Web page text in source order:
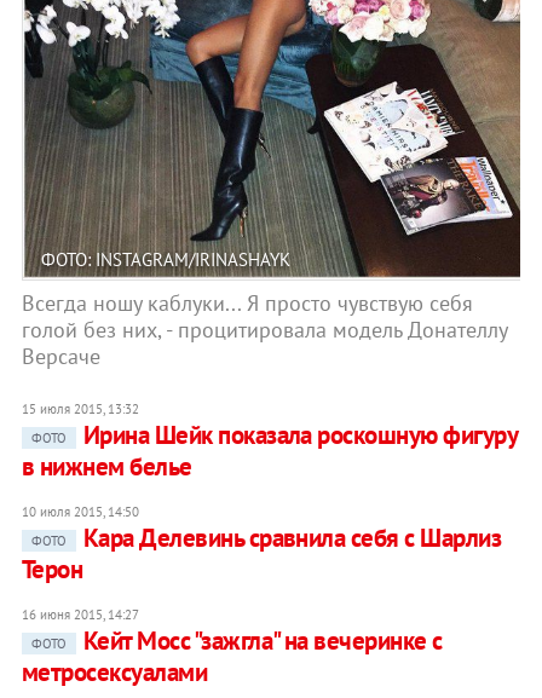
ФОТО: INSTAGRAM/IRINASHAYK
Всегда ношу каблуки... Я просто чувствую себя
голой без них, - процитировала модель Донателлу
Версаче
15 июля 2015, 13:32
ФОТО
Ирина Шейк показала роскошную фигуру
в нижнем белье
10 июля 2015, 14:50
ФОТО
Кара Делевинь сравнила себя с Шарлиз
Терон
16 июня 2015, 14:27
ФОТО
Кейт Мосс "зажгла" на вечеринке с
метросексуалами